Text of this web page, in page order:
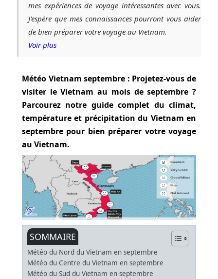
mes expériences de voyage intéressantes avec vous.
J’espère que mes connaissances pourront vous aider
de bien préparer votre voyage au Vietnam.
Voir plus
Météo Vietnam septembre : Projetez-vous de
visiter le Vietnam au mois de septembre ?
Parcourez notre guide complet du climat,
température et précipitation du Vietnam en
septembre pour bien préparer votre voyage
au Vietnam.
SOMMAIRE
Météo du Nord du Vietnam en septembre
Météo du Centre du Vietnam en septembre
Météo du Sud du Vietnam en septembre